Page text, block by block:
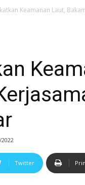
Keamanan Laut,
Twitter